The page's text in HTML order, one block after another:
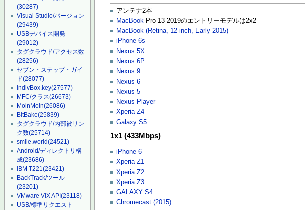
(30287)
Visual Studio/バージョン
(29439)
USBデバイス開発
(29012)
タグクラウド/アクセス数
(28256)
セブン・ステップ・ガイ
ド(28077)
IndivBox.key(27577)
MFC/クラス(26673)
MoinMoin(26086)
BitBake(25839)
タグクラウド/内部被リン
ク数(25714)
smile.world(24521)
Android/ディレクトリ構
成(23686)
IBM T221(23421)
BackTrack/ツール
(23201)
VMware VIX API(23118)
USB/標準リクエスト
アンテナ2本
MacBook Pro 13 2019のエントリーモデルは2x2
MacBook (Retina, 12-inch, Early 2015)
iPhone 6s
Nexus 5X
Nexus 6P
Nexus 9
Nexus 6
Nexus 5
Nexus Player
Xperia Z4
Galaxy S5
1x1 (433Mbps)
iPhone 6
Xperia Z1
Xperia Z2
Xperia Z3
GALAXY S4
Chromecast (2015)